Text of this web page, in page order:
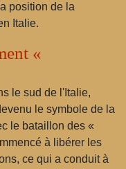
position de la
Italie.
«
le sud de l'Italie,
le symbole de la
le bataillon des «
à libérer les
ce qui a conduit à